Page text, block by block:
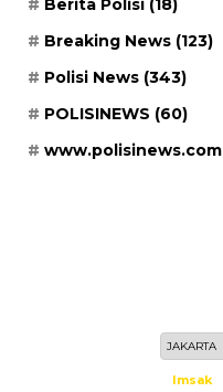
Berita Polisi (18)
Breaking News (123)
Polisi News (343)
POLISINEWS (60)
www.polisinews.com
Imsak